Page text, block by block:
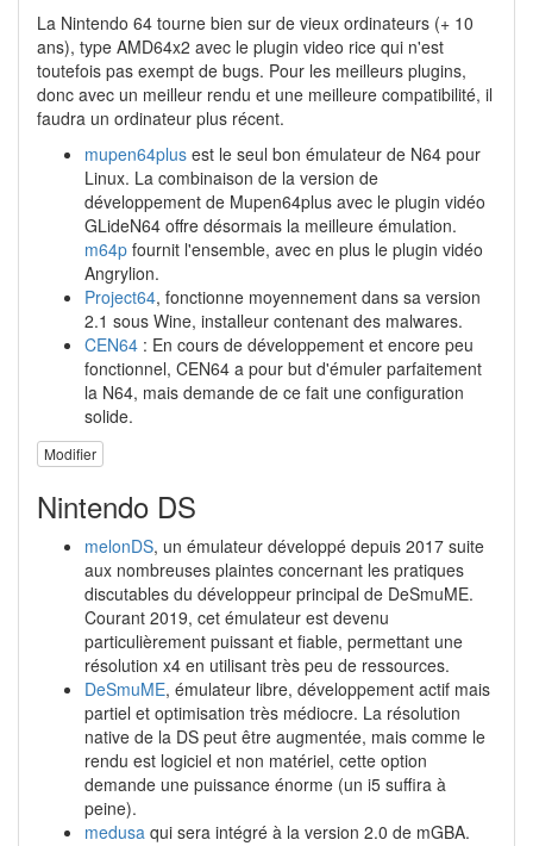
La Nintendo 64 tourne bien sur de vieux ordinateurs (+ 10
ans), type AMD64x2 avec le plugin video rice qui n'est
toutefois pas exempt de bugs. Pour les meilleurs plugins,
donc avec un meilleur rendu et une meilleure compatibilité, il
faudra un ordinateur plus récent.
mupen64plus est le seul bon émulateur de N64 pour
Linux. La combinaison de la version de
développement de Mupen64plus avec le plugin vidéo
GLideN64 offre désormais la meilleure émulation.
m64p fournit l'ensemble, avec en plus le plugin vidéo
Angrylion.
Project64, fonctionne moyennement dans sa version
2.1 sous Wine, installeur contenant des malwares.
CEN64 : En cours de développement et encore peu
fonctionnel, CEN64 a pour but d'émuler parfaitement
la N64, mais demande de ce fait une configuration
solide.
Modifier
Nintendo DS
melonDS, un émulateur développé depuis 2017 suite
aux nombreuses plaintes concernant les pratiques
discutables du développeur principal de DeSmuME.
Courant 2019, cet émulateur est devenu
particulièrement puissant et fiable, permettant une
résolution x4 en utilisant très peu de ressources.
DeSmuME, émulateur libre, développement actif mais
partiel et optimisation très médiocre. La résolution
native de la DS peut être augmentée, mais comme le
rendu est logiciel et non matériel, cette option
demande une puissance énorme (un i5 suffira à
peine).
medusa qui sera intégré à la version 2.0 de mGBA.